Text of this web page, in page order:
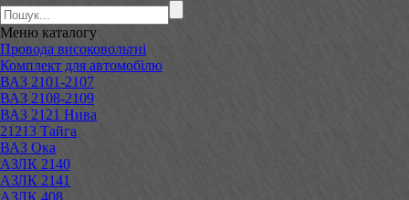
Меню каталогу
Провода високовольтні
Комплект для автомобілю
ВАЗ 2101-2107
ВАЗ 2108-2109
ВАЗ 2121 Нива
21213 Тайга
ВАЗ Ока
АЗЛК 2140
АЗЛК 2141
АЗЛК 408